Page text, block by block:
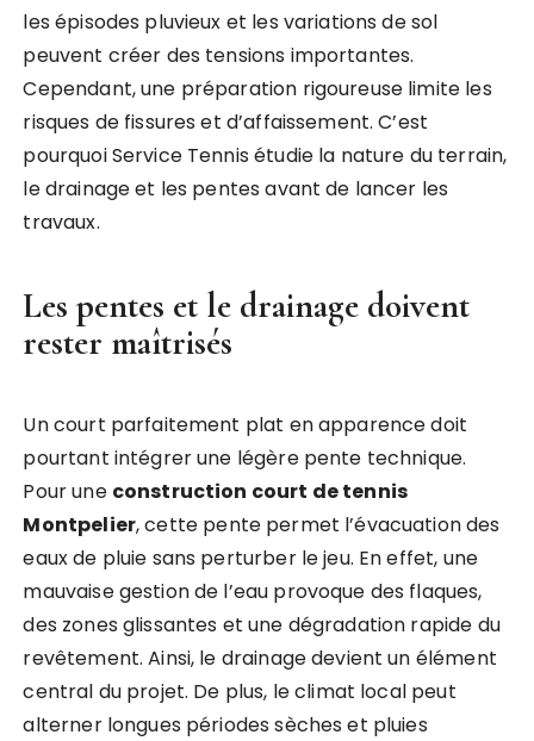
les épisodes pluvieux et les variations de sol
peuvent créer des tensions importantes.
Cependant, une préparation rigoureuse limite les
risques de fissures et d’affaissement. C’est
pourquoi Service Tennis étudie la nature du terrain,
le drainage et les pentes avant de lancer les
travaux.
Les pentes et le drainage doivent
rester maîtrisés
Un court parfaitement plat en apparence doit
pourtant intégrer une légère pente technique.
Pour une construction court de tennis
Montpelier, cette pente permet l’évacuation des
eaux de pluie sans perturber le jeu. En effet, une
mauvaise gestion de l’eau provoque des flaques,
des zones glissantes et une dégradation rapide du
revêtement. Ainsi, le drainage devient un élément
central du projet. De plus, le climat local peut
alterner longues périodes sèches et pluies